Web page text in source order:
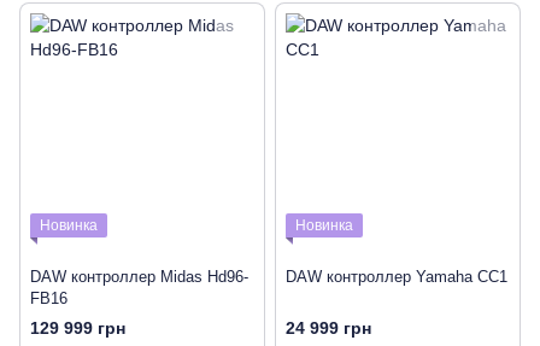
Новинка
DAW контроллер Midas Hd96-
FB16
129 999 грн
Новинка
DAW контроллер Yamaha CC1
24 999 грн